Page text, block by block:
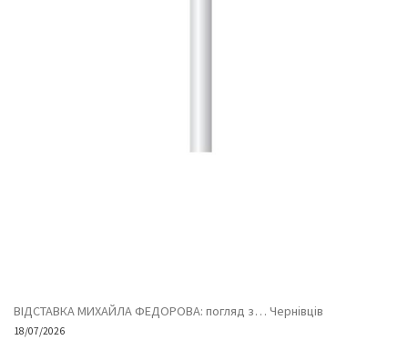
ВІДСТАВКА МИХАЙЛА ФЕДОРОВА: погляд з… Чернівців
18/07/2026